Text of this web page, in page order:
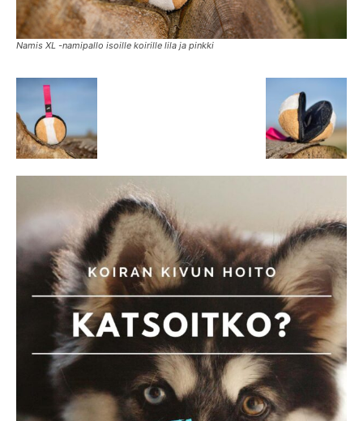
Namis XL -namipallo isoille koirille lila ja pinkki